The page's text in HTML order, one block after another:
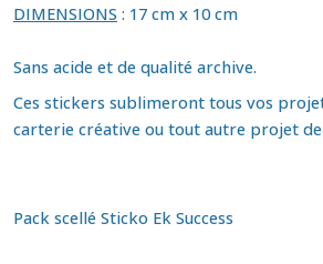
DIMENSIONS : 17 cm x 10 cm
Sans acide et de qualité archive.
Ces stickers sublimeront tous vos
carterie créative ou tout autre projet
Pack scellé Sticko Ek Success